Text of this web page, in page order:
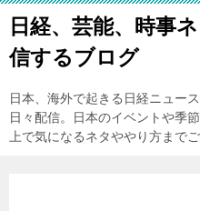
日経、芸能、時事
信するブログ
日本、海外で起きる日経ニュー
日々配信。日本のイベントや季
上で気になるネタややり方まで